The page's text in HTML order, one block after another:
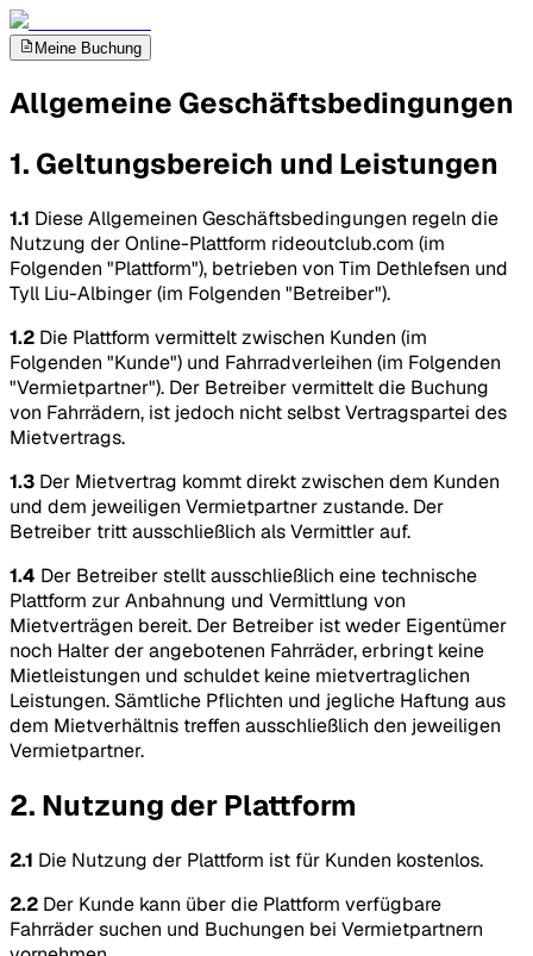
Meine Buchung
Allgemeine Geschäftsbedingungen
1. Geltungsbereich und Leistungen
1.1 Diese Allgemeinen Geschäftsbedingungen regeln die
Nutzung der Online-Plattform rideoutclub.com (im
Folgenden "Plattform"), betrieben von Tim Dethlefsen und
Tyll Liu-Albinger (im Folgenden "Betreiber").
1.2 Die Plattform vermittelt zwischen Kunden (im
Folgenden "Kunde") und Fahrradverleihen (im Folgenden
"Vermietpartner"). Der Betreiber vermittelt die Buchung
von Fahrrädern, ist jedoch nicht selbst Vertragspartei des
Mietvertrags.
1.3 Der Mietvertrag kommt direkt zwischen dem Kunden
und dem jeweiligen Vermietpartner zustande. Der
Betreiber tritt ausschließlich als Vermittler auf.
1.4 Der Betreiber stellt ausschließlich eine technische
Plattform zur Anbahnung und Vermittlung von
Mietverträgen bereit. Der Betreiber ist weder Eigentümer
noch Halter der angebotenen Fahrräder, erbringt keine
Mietleistungen und schuldet keine mietvertraglichen
Leistungen. Sämtliche Pflichten und jegliche Haftung aus
dem Mietverhältnis treffen ausschließlich den jeweiligen
Vermietpartner.
2. Nutzung der Plattform
2.1 Die Nutzung der Plattform ist für Kunden kostenlos.
2.2 Der Kunde kann über die Plattform verfügbare
Fahrräder suchen und Buchungen bei Vermietpartnern